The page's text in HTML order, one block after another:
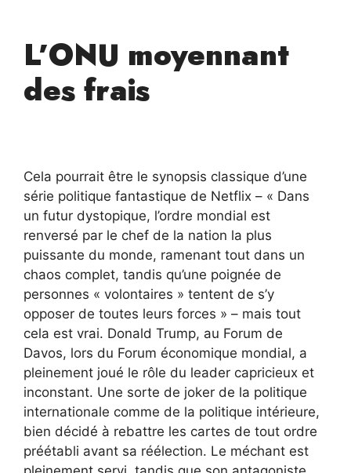
L’ONU moyennant
des frais
Cela pourrait être le synopsis classique d’une
série politique fantastique de Netflix – « Dans
un futur dystopique, l’ordre mondial est
renversé par le chef de la nation la plus
puissante du monde, ramenant tout dans un
chaos complet, tandis qu’une poignée de
personnes « volontaires » tentent de s’y
opposer de toutes leurs forces » – mais tout
cela est vrai. Donald Trump, au Forum de
Davos, lors du Forum économique mondial, a
pleinement joué le rôle du leader capricieux et
inconstant. Une sorte de joker de la politique
internationale comme de la politique intérieure,
bien décidé à rebattre les cartes de tout ordre
préétabli avant sa réélection. Le méchant est